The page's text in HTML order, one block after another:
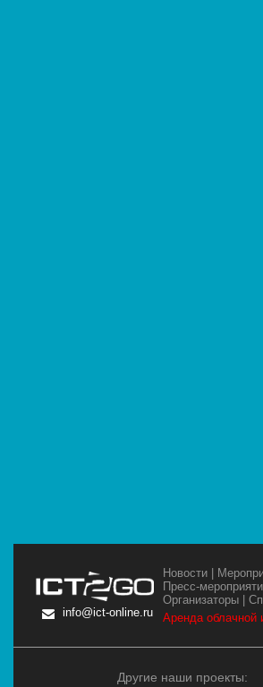
info@ict-online.ru
Новости
Пресс-
Организаторы |
Аренда облачной
Другие наши проекты: